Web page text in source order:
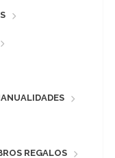
REGALOS